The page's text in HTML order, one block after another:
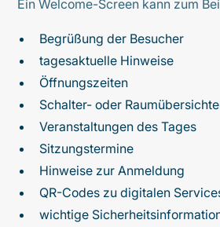
Ein Welcome-Screen kann zum
Begrüßung der Besucher
tagesaktuelle Hinweise
Öffnungszeiten
Schalter- oder
Veranstaltungen des Tages
Sitzungstermine
Hinweise zur Anmeldung
QR-Codes zu digitalen
wichtige